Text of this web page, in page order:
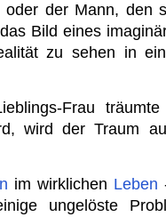
der Mann, den
Bild eines
zu sehen in
Frau
wird der Traum
im wirklichen Leben
ungelöste